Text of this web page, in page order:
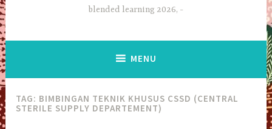
blended learning 2026,
MENU
TAG: BIMBINGAN TEKNIK KHUSUS CSSD (CENTRAL
STERILE SUPPLY DEPARTEMENT)